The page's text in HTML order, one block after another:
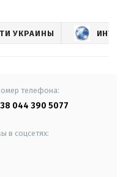
УКРАИНЫ
телефона:
044 390 5077
в соцсетях: